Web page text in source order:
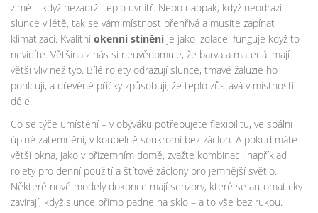
zimě – když nezadrží teplo uvnitř. Nebo naopak, když neodrazí
slunce v létě, tak se vám místnost přehřívá a musíte zapínat
klimatizaci. Kvalitní okenní stíněníje jako izolace: funguje když to
nevidíte. Většina z nás si neuvědomuje, že barva a materiál mají
větší vliv než typ. Bílé rolety odrazují slunce, tmavé žaluzie ho
pohlcují, a dřevěné příčky způsobují, že teplo zůstává v místnosti
déle.
Co se týče umístění – v obýváku potřebujete flexibilitu, ve spálni
úplné zatemnění, v koupelně soukromí bez záclon. A pokud máte
větší okna, jako v přízemním domě, zvažte kombinaci: například
rolety pro denní použití a štítové záclony pro jemnější světlo.
Některé nové modely dokonce mají senzory, které se automaticky
zavírají, když slunce přímo padne na sklo – a to vše bez rukou.